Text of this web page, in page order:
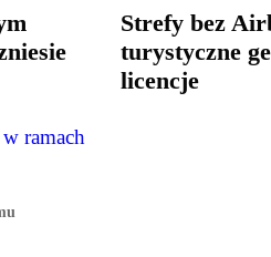
Strefy bez
turystyczne
licencje